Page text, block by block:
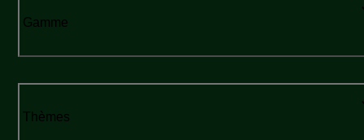
Gamme
Thèmes